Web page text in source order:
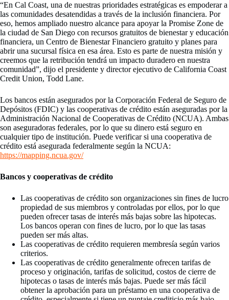
“En Cal Coast, una de nuestras prioridades estratégicas es empoderar a
las comunidades desatendidas a través de la inclusión financiera. Por
eso, hemos ampliado nuestro alcance para apoyar la Promise Zone de
la ciudad de San Diego con recursos gratuitos de bienestar y educación
financiera, un Centro de Bienestar Financiero gratuito y planes para
abrir una sucursal física en esa área. Esto es parte de nuestra misión y
creemos que la retribución tendrá un impacto duradero en nuestra
comunidad”, dijo el presidente y director ejecutivo de California Coast
Credit Union, Todd Lane.
Los bancos están asegurados por la Corporación Federal de Seguro de
Depósitos (FDIC) y las cooperativas de crédito están aseguradas por la
Administración Nacional de Cooperativas de Crédito (NCUA). Ambas
son aseguradoras federales, por lo que su dinero está seguro en
cualquier tipo de institución. Puede verificar si una cooperativa de
crédito está asegurada federalmente según la NCUA:
https://mapping.ncua.gov/
Bancos y cooperativas de crédito
Las cooperativas de crédito son organizaciones sin fines de lucro
propiedad de sus miembros y controladas por ellos, por lo que
pueden ofrecer tasas de interés más bajas sobre las hipotecas.
Los bancos operan con fines de lucro, por lo que las tasas
pueden ser más altas.
Las cooperativas de crédito requieren membresía según varios
criterios.
Las cooperativas de crédito generalmente ofrecen tarifas de
proceso y originación, tarifas de solicitud, costos de cierre de
hipotecas o tasas de interés más bajas. Puede ser más fácil
obtener la aprobación para un préstamo en una cooperativa de